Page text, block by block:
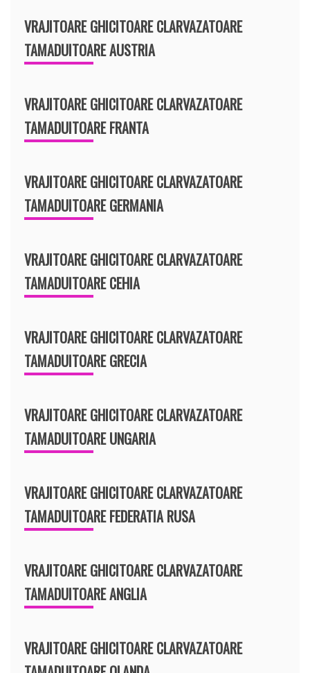
VRAJITOARE GHICITOARE CLARVAZATOARE
TAMADUITOARE AUSTRIA
VRAJITOARE GHICITOARE CLARVAZATOARE
TAMADUITOARE FRANTA
VRAJITOARE GHICITOARE CLARVAZATOARE
TAMADUITOARE GERMANIA
VRAJITOARE GHICITOARE CLARVAZATOARE
TAMADUITOARE CEHIA
VRAJITOARE GHICITOARE CLARVAZATOARE
TAMADUITOARE GRECIA
VRAJITOARE GHICITOARE CLARVAZATOARE
TAMADUITOARE UNGARIA
VRAJITOARE GHICITOARE CLARVAZATOARE
TAMADUITOARE FEDERATIA RUSA
VRAJITOARE GHICITOARE CLARVAZATOARE
TAMADUITOARE ANGLIA
VRAJITOARE GHICITOARE CLARVAZATOARE